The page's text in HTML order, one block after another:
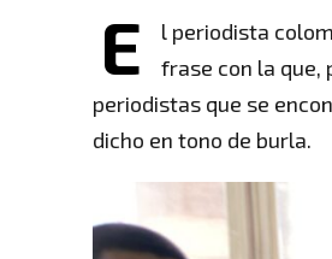
E
l periodista
frase con la que,
periodistas que se
dicho en tono de burla.